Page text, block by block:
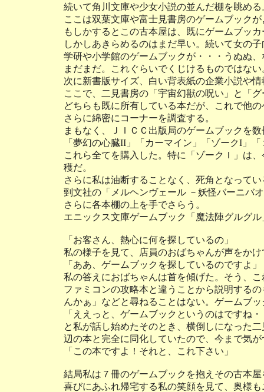
続いて角川文庫や少女小説の並んだ棚を眺める
ここは双葉文庫や富士見書房のゲームブック
もしかするとこの古本屋は、既にゲームブッ
しかしあきらめるのはまだ早い。続いて女の
学研や小学館のゲームブックが・・・うぬぬ、
まだまだ。これぐらいでくじけるものではない
次に新書版サイズ、白い背表紙の企業小説や
ここで、二見書房の「宇宙幻獣の呪い」と「
どちらも既に所有している本だが、これで他
さらに綿密にコーナーを調査する。
まもなく、ＪＩＣＣ出版局のゲームブックを
「夢幻の心臓II」「カーマイン」「ゾークI」
これら全てを購入した。特に「ゾークＩ」は
穫だ。
さらに私は油断することなく、死角となって
剄文社の「メルヘンヴェール －妖怪バーニバ
さらに各本棚の上を手でさらう。
エニックス文庫ゲームブック「魔法陣グルグ
「お客さん、熱心に何を探しているの」
私の様子を見て、店員のおばちゃんが声をか
「ああ、ゲームブックを探しているのですよ」
私の答えにおばちゃんは首を傾げた。そう、
ファミコンの攻略本と違うことから説明する
んかぁ」などと尋ねることはない。ゲームブ
「ええっと、ゲームブックというのはですね
と私が話し始めたそのとき、横倒しになった
辺の本と完全に同化していたので、今まで気
「この本ですよ！それと、これ下さい」
結局私は７冊のゲームブックを抱えその古本屋
喜びにあふれ帰宅する私の笑顔を見て、奥様